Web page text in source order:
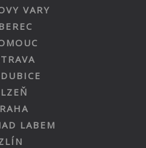
VARY
LABEM